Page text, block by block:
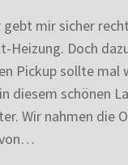
mir sicher
Heizung. Doch
Pickup sollte mal
diesem schönen
Wir nahmen die